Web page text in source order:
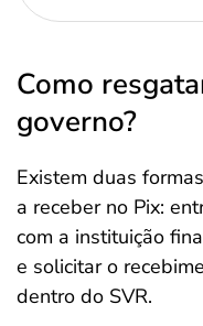
Como
governo?
Existem duas
a receber no Pix:
com a instituição
e solicitar o
dentro do SVR.